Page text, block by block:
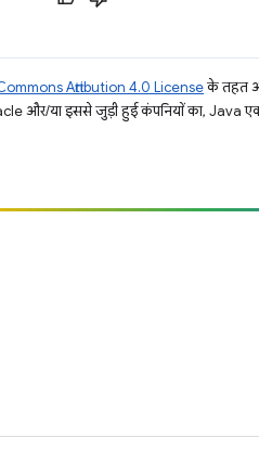
Attribution 4.0 Licenseके तहत
और/या इससे जुड़ी हुई कंपनियों का, Java एक